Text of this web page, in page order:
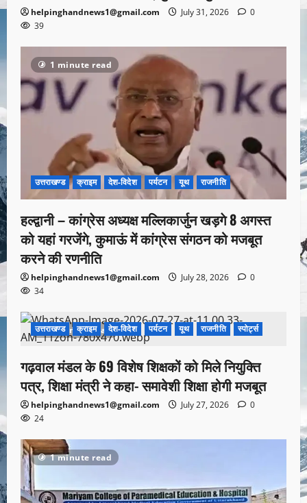
helpinghandnews1@gmail.com July 31, 2026
0
39
1 minute read
उत्तराखण्ड क्राइम देश-विदेश पर्यटन यूथ राजनीति
हल्द्वानी – कांग्रेस अध्यक्ष मल्लिकार्जुन खड़गे 8 अगस्त
को यहां गरजेंगे, कुमाऊं में कांग्रेस संगठन को मजबूत
करने की रणनीति
helpinghandnews1@gmail.com July 28, 2026
0
34
1 minute read
उत्तराखण्ड क्राइम देश-विदेश पर्यटन यूथ राजनीति स्पोर्ट्स
गढ़वाल मंडल के 69 विशेष शिक्षकों को मिले नियुक्ति
पत्र, शिक्षा मंत्री ने कहा- समावेशी शिक्षा होगी मजबूत
helpinghandnews1@gmail.com July 27, 2026
0
24
1 minute read